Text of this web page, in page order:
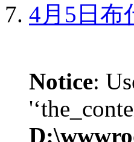
4月5日布
Notice: